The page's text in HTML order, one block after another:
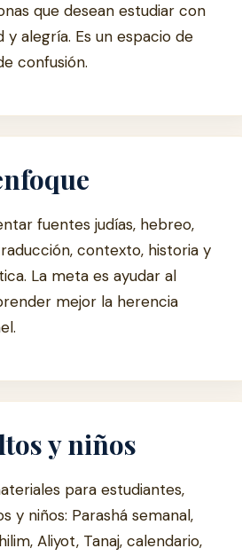
que desean estudiar con
y alegría. Es un espacio de
confusión.
fuentes judías, hebreo,
contexto, historia y
La meta es ayudar al
mejor la herencia
y niños
para estudiantes,
y niños: Parashá semanal,
Aliyot, Tanaj, calendario,